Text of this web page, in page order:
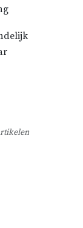
de
Apologia
de